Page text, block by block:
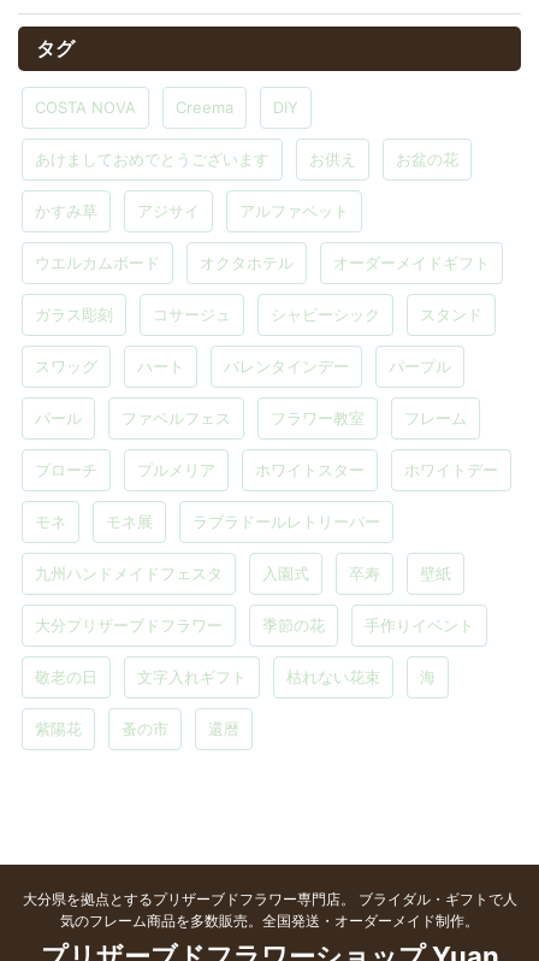
タグ
COSTA NOVA Creema DIY
あけましておめでとうございます お供え お盆の花
かすみ草 アジサイ アルファベット
ウエルカムボード オクタホテル オーダーメイドギフト
ガラス彫刻 コサージュ シャビーシック スタンド
スワッグ ハート バレンタインデー パープル
パール ファベルフェス フラワー教室 フレーム
ブローチ プルメリア ホワイトスター ホワイトデー
モネ モネ展 ラブラドールレトリーバー
九州ハンドメイドフェスタ 入園式 卒寿 壁紙
大分プリザーブドフラワー 季節の花 手作りイベント
敬老の日 文字入れギフト 枯れない花束 海
紫陽花 蚤の市 還暦
大分県を拠点とするプリザーブドフラワー専門店。 ブライダル・ギフトで人
気のフレーム商品を多数販売。全国発送・オーダーメイド制作。